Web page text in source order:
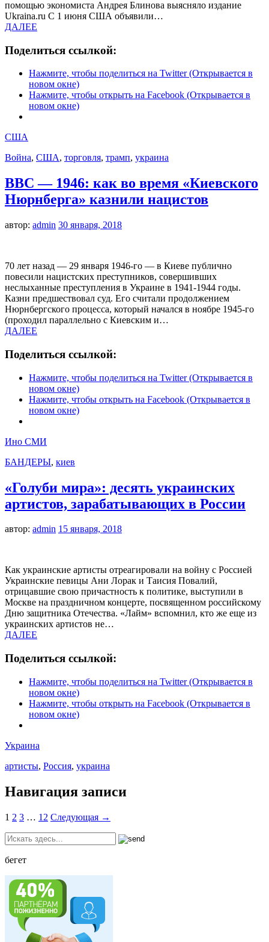
помощью экономиста Андрея Блинова выясняло издание
Ukraina.ru С 1 июня США объявили…
ДАЛЕЕ
Поделиться ссылкой:
Нажмите, чтобы поделиться на Twitter (Открывается в
новом окне)
Нажмите, чтобы открыть на Facebook (Открывается в
новом окне)
США
Война, США, торговля, трамп, украина
BBC — 1946: как во время «Киевского
Нюрнберга» казнили нацистов
автор: admin 30 января, 2018
70 лет назад — 29 января 1946-го — в Киеве публично
повесили нацистских преступников, совершивших
неслыханные преступления в Украине в 1941-1944 годы.
Казни предшествовал суд. Его считали продолжением
Нюрнбергского процесса, который начался в ноябре 1945-го
(проходил параллельно с Киевским и…
ДАЛЕЕ
Поделиться ссылкой:
Нажмите, чтобы поделиться на Twitter (Открывается в
новом окне)
Нажмите, чтобы открыть на Facebook (Открывается в
новом окне)
Ино СМИ
БАНДЕРЫ, киев
«Голуби мира»: десять украинских
артистов, зарабатывающих в России
автор: admin 15 января, 2018
Как украинские артисты отреагировали на войну с Россией
Украинские певицы Ани Лорак и Таисия Повалий,
отрицавшие свою причастность к политике, выступили в
Москве на праздничном концерте, посвященном российскому
Дню защитника Отечества. «Лайм» вспомнил, кто же еще из
украинских артистов не…
ДАЛЕЕ
Поделиться ссылкой:
Нажмите, чтобы поделиться на Twitter (Открывается в
новом окне)
Нажмите, чтобы открыть на Facebook (Открывается в
новом окне)
Украина
артисты, Россия, украина
Навигация записи
1 2 3 … 12 Следующая →
бегет